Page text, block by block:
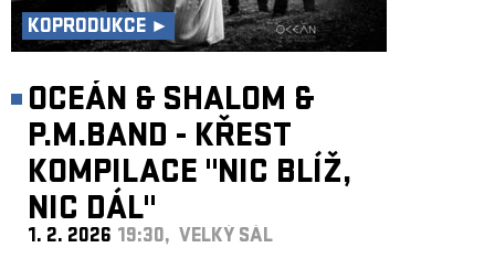
KOPRODUKCE ►
OCEÁN & SHALOM &
P.M.BAND - KŘEST
KOMPILACE "NIC BLÍŽ,
NIC DÁL"
1. 2. 2026 19:30, VELKÝ SÁL